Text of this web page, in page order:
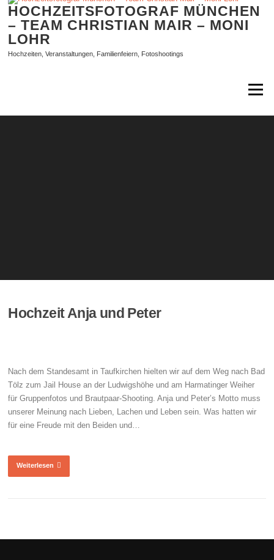
Zum
springen
HOCHZEITSFOTOGRAF MÜNCHEN
– TEAM CHRISTIAN MAIR – MONI
LOHR
Hochzeiten, Veranstaltungen, Familienfeiern, Fotoshootings
Menü
Hochzeit Anja und Peter
Nach dem Standesamt in Taufkirchen hielten wir auf dem Weg nach Bad
Tölz zum Jail House an der Ludwigshöhe und am Harmatinger Weiher
für Gruppenfotos und Brautpaar-Shooting. Anja und Peter’s Motto muss
unserer Meinung nach Lieben, Lachen und Leben sein. Was hatten wir
für eine Freude mit den Beiden und…
Weiterlesen